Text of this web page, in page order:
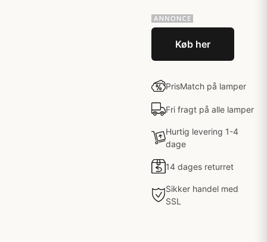
Køb her
PrisMatch på lamper
Fri fragt på alle lamper
Hurtig levering 1-4
dage
14 dages returret
Sikker handel med
SSL